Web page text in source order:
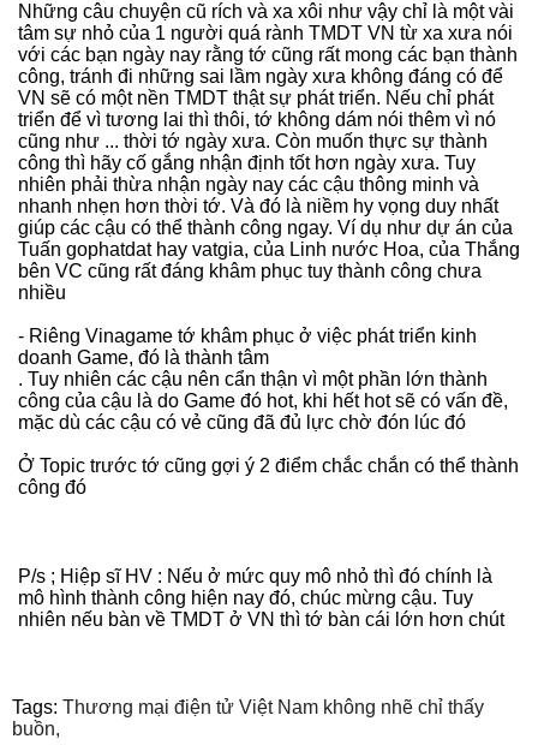
Những câu chuyện cũ rích và xa xôi như vậy chỉ là một vài
tâm sự nhỏ của 1 người quá rành TMDT VN từ xa xưa nói
với các bạn ngày nay rằng tớ cũng rất mong các bạn thành
công, tránh đi những sai lầm ngày xưa không đáng có để
VN sẽ có một nền TMDT thật sự phát triển. Nếu chỉ phát
triển để vì tương lai thì thôi, tớ không dám nói thêm vì nó
cũng như ... thời tớ ngày xưa. Còn muốn thực sự thành
công thì hãy cố gắng nhận định tốt hơn ngày xưa. Tuy
nhiên phải thừa nhận ngày nay các cậu thông minh và
nhanh nhẹn hơn thời tớ. Và đó là niềm hy vọng duy nhất
giúp các cậu có thể thành công ngay. Ví dụ như dự án của
Tuấn gophatdat hay vatgia, của Linh nước Hoa, của Thắng
bên VC cũng rất đáng khâm phục tuy thành công chưa
nhiều
- Riêng Vinagame tớ khâm phục ở việc phát triển kinh
doanh Game, đó là thành tâm
. Tuy nhiên các cậu nên cẩn thận vì một phần lớn thành
công của cậu là do Game đó hot, khi hết hot sẽ có vấn đề,
mặc dù các cậu có vẻ cũng đã đủ lực chờ đón lúc đó
Ở Topic trước tớ cũng gợi ý 2 điểm chắc chắn có thể thành
công đó
P/s ; Hiệp sĩ HV : Nếu ở mức quy mô nhỏ thì đó chính là
mô hình thành công hiện nay đó, chúc mừng cậu. Tuy
nhiên nếu bàn về TMDT ở VN thì tớ bàn cái lớn hơn chút
Tags: Thương mại điện tử Việt Nam không nhẽ chỉ thấy
buồn,